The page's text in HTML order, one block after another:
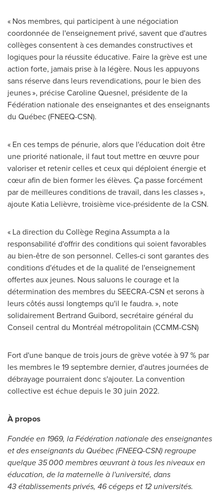
« Nos membres, qui participent à une négociation
coordonnée de l'enseignement privé, savent que d'autres
collèges consentent à ces demandes constructives et
logiques pour la réussite éducative. Faire lagrève est une
action forte, jamais prise à la légère. Nous les appuyons
sans réserve dans leurs revendications, pour le bien des
jeunes », préciseCaroline Quesnel, présidente de la
Fédération nationale des enseignantes et des enseignants
du Québec (FNEEQ-CSN).
« En ces temps de pénurie, alors que l'éducation doit être
une priorité nationale, il faut tout mettre en œuvre pour
valoriser et retenir celles et ceux qui déploient énergie et
cœur afin de bien former les élèves. Ça passe forcément
par de meilleures conditions de travail, dans les classes »,
ajoute Katia Lelièvre, troisième vice-présidente de la CSN.
« La direction du Collège Regina Assumpta a la
responsabilité d'offrir des conditions qui soient favorables
au bien-être de son personnel. Celles-ci sont garantes des
conditions d'études et de la qualité de l'enseignement
offertes aux jeunes. Nous saluons le courage et la
détermination des membres du SEECRA-CSN et serons à
leurs côtés aussi longtemps qu'il le faudra. », note
solidairement Bertrand Guibord, secrétaire général du
Conseil central du Montréal métropolitain (CCMM-CSN)
Fort d'une banque de trois jours de grève votée à 97 % par
les membres le 19 septembre dernier, d'autres journées de
débrayage pourraient donc s'ajouter. La convention
collective est échue depuis le 30 juin 2022.
À propos
Fondée en 1969, la Fédération nationale des enseignantes
et des enseignants du Québec(FNEEQ-CSN) regroupe
quelque 35 000 membres œuvrant à tous les niveaux en
éducation, de la maternelle à l'université, dans
43 établissements privés, 46 cégeps et 12 universités.